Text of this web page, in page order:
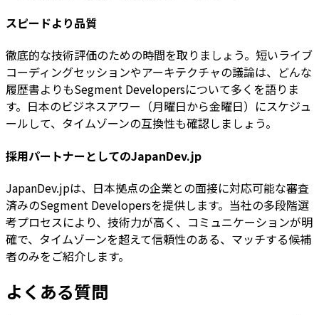
スピードより品質
徹底的な技術評価のための時間を取りましょう。短いライブ
コーディングセッションやアーキテクチャの議論は、どんな
履歴書よりもSegment Developersについて多くを語りま
す。日本のビジネスアワー（月曜日から金曜日）にスケジュ
ールして、タイムゾーンの互換性も確認しましょう。
採用パートナーとしてのJapanDev.jp
JapanDev.jpは、日本拠点の企業との面接に対応可能な審査
済みのSegment Developersを提供します。当社の多段階選
考プロセスにより、技術力が高く、コミュニケーションが明
確で、タイムゾーンを超えて信頼性のある、マッチする候補
者のみをご紹介します。
よくある質問